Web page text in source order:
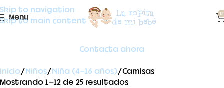
Skip to navigation
Skip to main content
Menu 0
Contacta ahora
Inicio Niños Niña (4-16 años)
Camisas
Mostrando 1–12 de 25 resultados